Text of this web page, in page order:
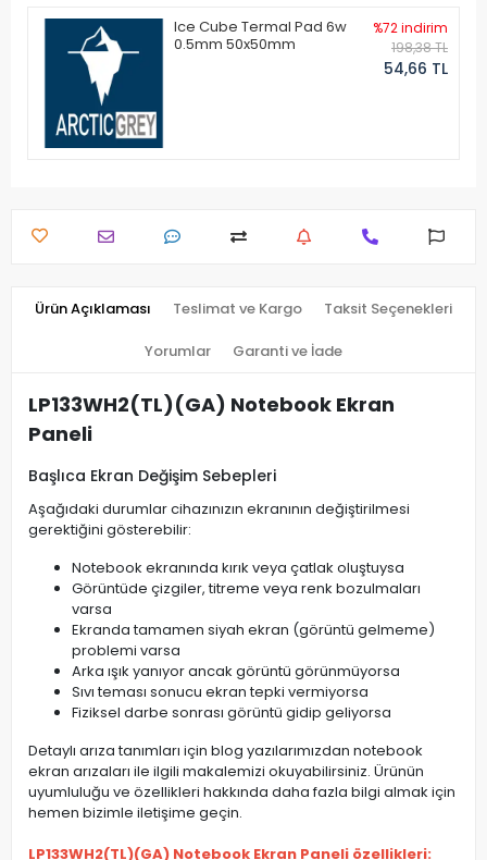
Ice Cube Termal Pad 6w
0.5mm 50x50mm
%72 indirim
198,38 TL
54,66 TL
Ürün Açıklaması Teslimat ve Kargo Taksit Seçenekleri
Yorumlar Garanti ve İade
LP133WH2(TL)(GA) Notebook Ekran
Paneli
Başlıca Ekran Değişim Sebepleri
Aşağıdaki durumlar cihazınızın ekranının değiştirilmesi
gerektiğini gösterebilir:
Notebook ekranında kırık veya çatlak oluştuysa
Görüntüde çizgiler, titreme veya renk bozulmaları
varsa
Ekranda tamamen siyah ekran (görüntü gelmeme)
problemi varsa
Arka ışık yanıyor ancak görüntü görünmüyorsa
Sıvı teması sonucu ekran tepki vermiyorsa
Fiziksel darbe sonrası görüntü gidip geliyorsa
Detaylı arıza tanımları için blog yazılarımızdan notebook
ekran arızaları ile ilgili makalemizi okuyabilirsiniz. Ürünün
uyumluluğu ve özellikleri hakkında daha fazla bilgi almak için
hemen bizimle iletişime geçin.
LP133WH2(TL)(GA) Notebook Ekran Paneli özellikleri: